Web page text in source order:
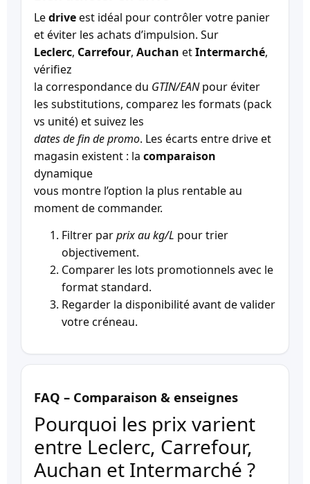
Ledriveest idéal pour contrôler votre panier
et éviter les achats d’impulsion. Sur
Leclerc, Carrefour, Auchan etIntermarché,
vérifiez
la correspondance du GTIN/EANpour éviter
les substitutions, comparez les formats (pack
vs unité) et suivez les
dates de fin de promo. Les écarts entre drive et
magasin existent : la comparaison
dynamique
vous montre l’option la plus rentable au
moment de commander.
Filtrer parprix au kg/L pour trier
objectivement.
Comparer les lots promotionnels avec le
format standard.
Regarder la disponibilité avant de valider
votre créneau.
FAQ – Comparaison & enseignes
Pourquoi les prix varient
entre Leclerc, Carrefour,
Auchan et Intermarché ?